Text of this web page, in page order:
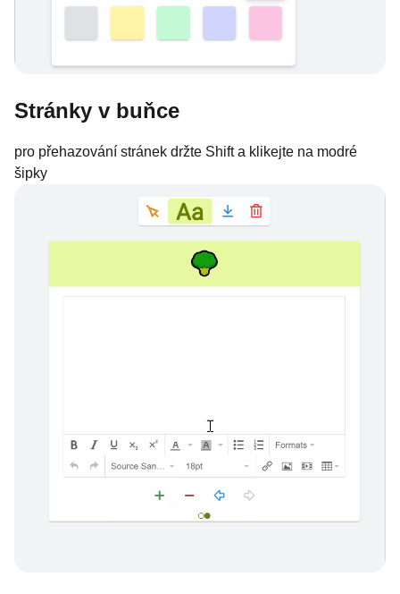
Stránky v buňce
pro přehazování stránek držte Shift a klikejte na modré
šipky